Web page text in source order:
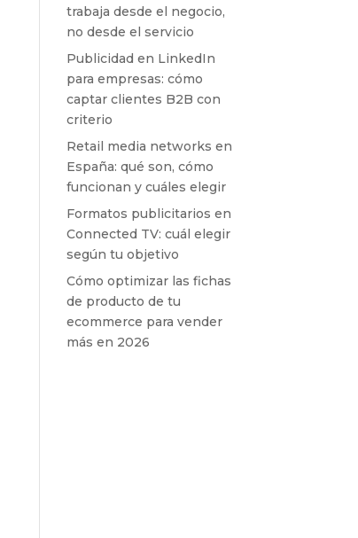
trabaja desde el negocio,
no desde el servicio
Publicidad en LinkedIn
para empresas: cómo
captar clientes B2B con
criterio
Retail media networks en
España: qué son, cómo
funcionan y cuáles elegir
Formatos publicitarios en
Connected TV: cuál elegir
según tu objetivo
Cómo optimizar las fichas
de producto de tu
ecommerce para vender
más en 2026